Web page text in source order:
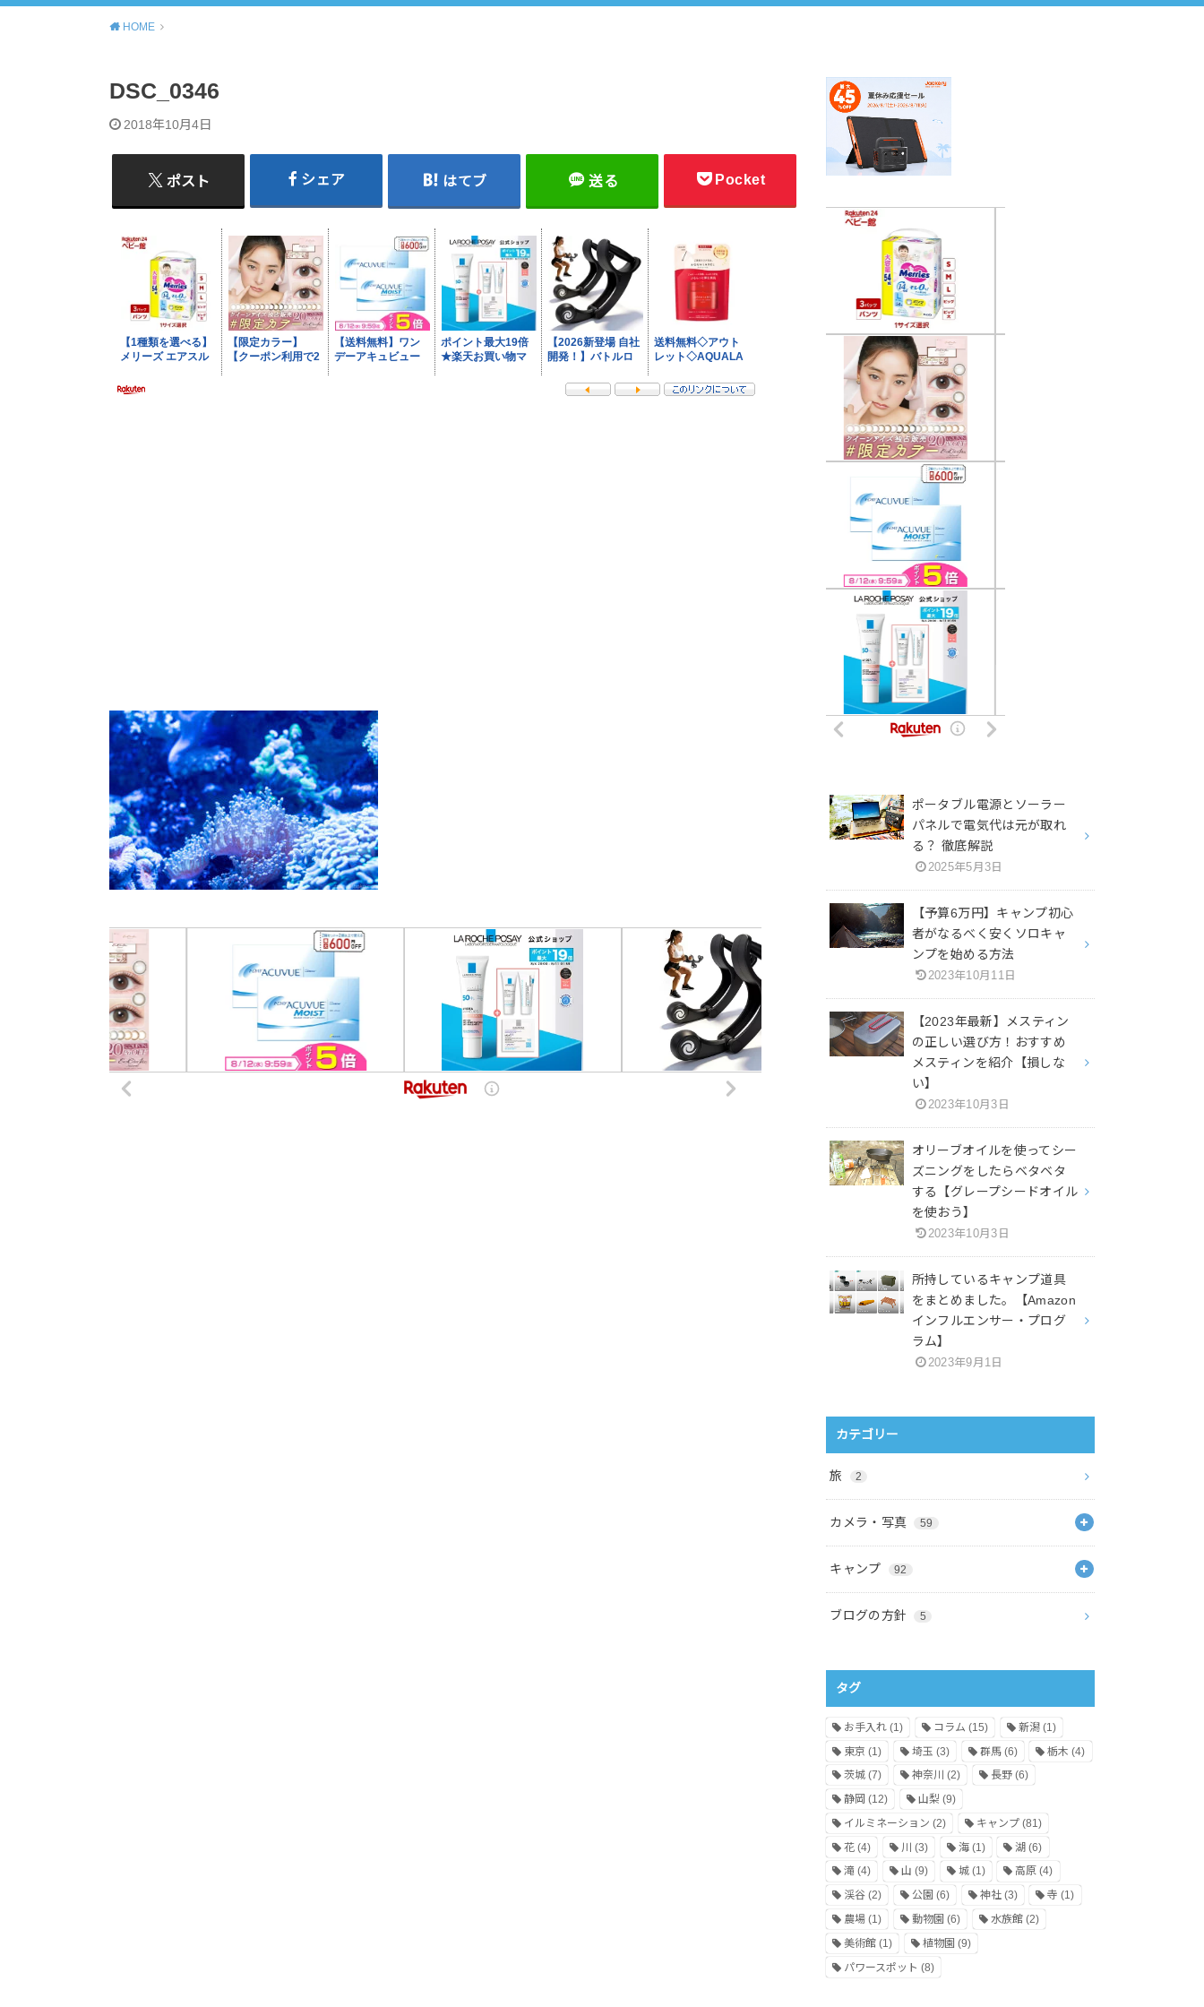
HOME
DSC_0346
2018年10月4日
ポスト シェア はてブ 送る Pocket
ポータブル電源とソーラー
パネルで電気代は元が取れ
る？ 徹底解説
2025年5月3日
【予算6万円】キャンプ初心
者がなるべく安くソロキャ
ンプを始める方法
2023年10月11日
【2023年最新】メスティン
の正しい選び方！おすすめ
メスティンを紹介【損しな
い】
2023年10月3日
オリーブオイルを使ってシー
ズニングをしたらベタベタ
する【グレープシードオイル
を使おう】
2023年10月3日
所持しているキャンプ道具
をまとめました。【Amazon
インフルエンサー・プログ
ラム】
2023年9月1日
カテゴリー
旅 2
カメラ・写真 59
キャンプ 92
ブログの方針 5
タグ
お手入れ (1) コラム (15) 新潟(1)
東京 (1) 埼玉 (3) 群馬(6) 栃木 (4)
茨城 (7) 神奈川 (2) 長野(6)
静岡 (12) 山梨 (9)
イルミネーション (2) キャンプ(81)
花 (4) 川 (3) 海(1) 湖 (6)
滝 (4) 山 (9) 城(1) 高原 (4)
渓谷 (2) 公園 (6) 神社(3) 寺 (1)
農場 (1) 動物園 (6) 水族館(2)
美術館 (1) 植物園 (9)
パワースポット (8)